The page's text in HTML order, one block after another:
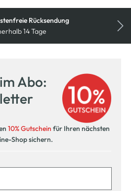
Rücksendung
14 Tage
Abo:
10% Gutschein für Ihren nächsten
Shop sichern.